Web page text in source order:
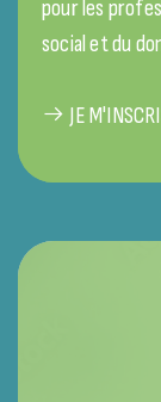
pour les
social et du
JE